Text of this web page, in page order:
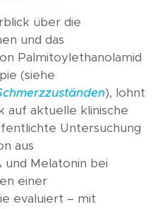
über die
und das
Palmitoylethanolamid
(siehe
), lohnt
auf aktuelle klinische
Untersuchung
aus
und Melatonin bei
einer
evaluiert – mit